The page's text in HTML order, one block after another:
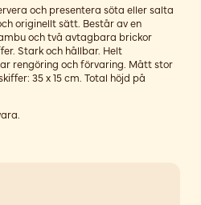
och presentera söta eller salta
originellt sätt. Består av en
och två avtagbara brickor
Stark och hållbar. Helt
rengöring och förvaring. Mått stor
35 x 15 cm. Total höjd på